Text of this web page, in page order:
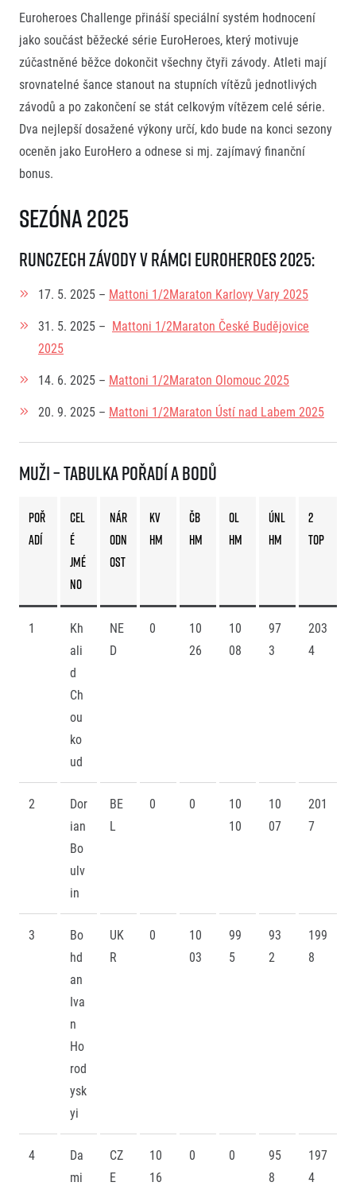
Euroheroes Challenge přináší speciální systém hodnocení
jako součást běžecké série EuroHeroes, který motivuje
zúčastněné běžce dokončit všechny čtyři závody. Atleti mají
srovnatelné šance stanout na stupních vítězů jednotlivých
závodů a po zakončení se stát celkovým vítězem celé série.
Dva nejlepší dosažené výkony určí, kdo bude na konci sezony
oceněn jako EuroHero a odnese si mj. zajímavý finanční
bonus.
Sezóna 2025
RunCzech závody v rámci EuroHeroes 2025:
17. 5. 2025 – Mattoni 1/2Maraton Karlovy Vary 2025
31. 5. 2025 – Mattoni 1/2Maraton České Budějovice
2025
14. 6. 2025 – Mattoni 1/2Maraton Olomouc 2025
20. 9. 2025 – Mattoni 1/2Maraton Ústí nad Labem 2025
Muži – tabulka pořadí a bodů
POŘ
ADÍ
CEL
É
JMÉ
NO
NÁR
ODN
OST
KV
HM
ČB
HM
OL
HM
ÚnL
HM
2
TOP
1
Kh
ali
d
Ch
ou
ko
ud
NE
D
0
10
26
10
08
97
3
203
4
2
Dor
ian
Bo
ulv
in
BE
L
0 0
10
10
10
07
201
7
3
Bo
hd
an
Iva
n
Ho
rod
ysk
yi
UK
R
0
10
03
99
5
93
2
199
8
4
Da
mi
CZ
E
10
16
0 0
95
8
197
4